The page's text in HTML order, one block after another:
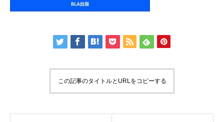
この記事のタイトルとURLをコピーする